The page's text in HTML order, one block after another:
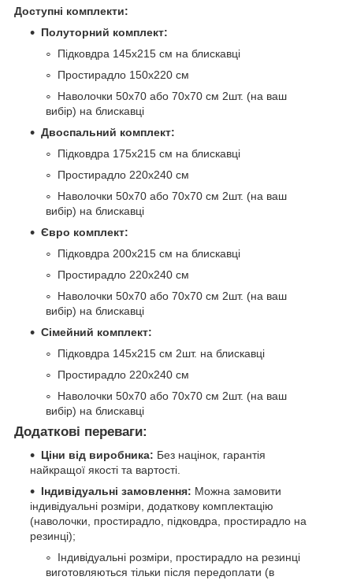
Доступні комплекти:
Полуторний комплект:
Підковдра 145х215 см на блискавці
Простирадло 150х220 см
Наволочки 50х70 або 70х70 см 2шт. (на ваш
вибір) на блискавці
Двоспальний комплект:
Підковдра 175х215 см на блискавці
Простирадло 220х240 см
Наволочки 50х70 або 70х70 см 2шт. (на ваш
вибір) на блискавці
Євро комплект:
Підковдра 200х215 см на блискавці
Простирадло 220х240 см
Наволочки 50х70 або 70х70 см 2шт. (на ваш
вибір) на блискавці
Сімейний комплект:
Підковдра 145х215 см 2шт. на блискавці
Простирадло 220х240 см
Наволочки 50х70 або 70х70 см 2шт. (на ваш
вибір) на блискавці
Додаткові переваги:
Ціни від виробника: Без націнок, гарантія
найкращої якості та вартості.
Індивідуальні замовлення: Можна замовити
індивідуальні розміри, додаткову комплектацію
(наволочки, простирадло, підковдра, простирадло на
резинці);
Індивідуальні розміри, простирадло на резинці
виготовляються тільки після передоплати (в